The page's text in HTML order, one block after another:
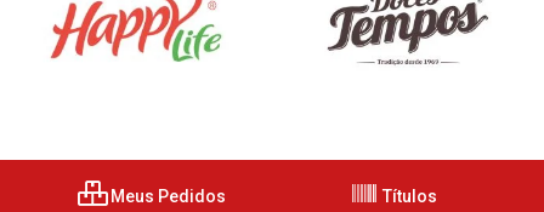
Meus Pedidos Títulos